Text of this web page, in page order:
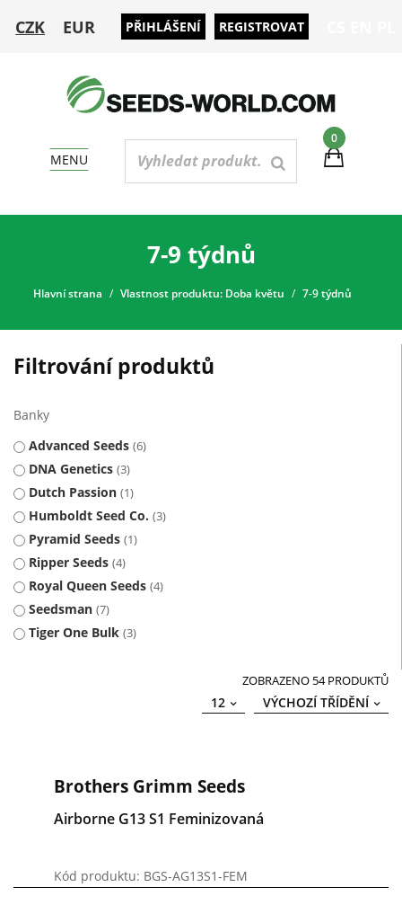
CZK EUR PŘIHLÁŠENÍ REGISTROVAT
0
MENU
7-9 týdnů
Hlavní strana Vlastnost produktu: Doba květu 7-9 týdnů
Filtrování produktů
Banky
Advanced Seeds 6
DNA Genetics 3
Dutch Passion 1
Humboldt Seed Co. 3
Pyramid Seeds 1
Ripper Seeds 4
Royal Queen Seeds 4
Seedsman 7
Tiger One Bulk 3
ZOBRAZENO 54 PRODUKTŮ
VÝCHOZÍ TŘÍDĚNÍ
12
Brothers Grimm Seeds
Airborne G13 S1 Feminizovaná
Kód produktu: BGS-AG13S1-FEM